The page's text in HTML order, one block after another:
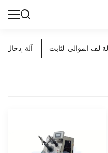
آلة لف الموالي الثابت آلة إدخال